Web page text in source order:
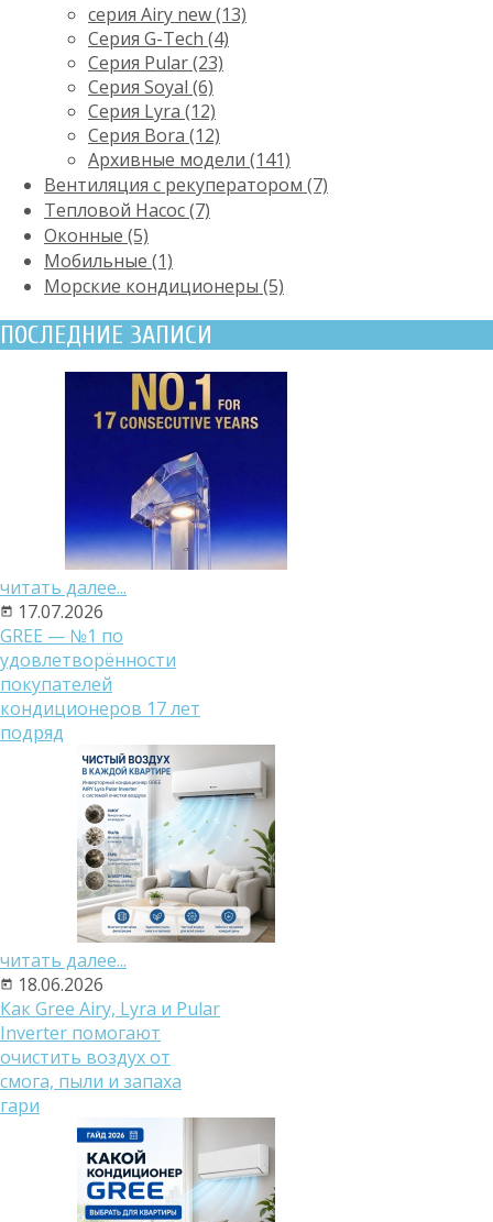
серия Airy new (13)
Серия G-Tech (4)
Серия Pular (23)
Cерия Soyal (6)
Серия Lyra (12)
Серия Bora (12)
Архивные модели (141)
Вентиляция с рекуператором (7)
Тепловой Насос (7)
Оконные (5)
Мобильные (1)
Морские кондиционеры (5)
ПОСЛЕДНИЕ ЗАПИСИ
читать далее...
17.07.2026
GREE — №1 по
удовлетворённости
покупателей
кондиционеров 17 лет
подряд
читать далее...
18.06.2026
Как Gree Airy, Lyra и Pular
Inverter помогают
очистить воздух от
смога, пыли и запаха
гари